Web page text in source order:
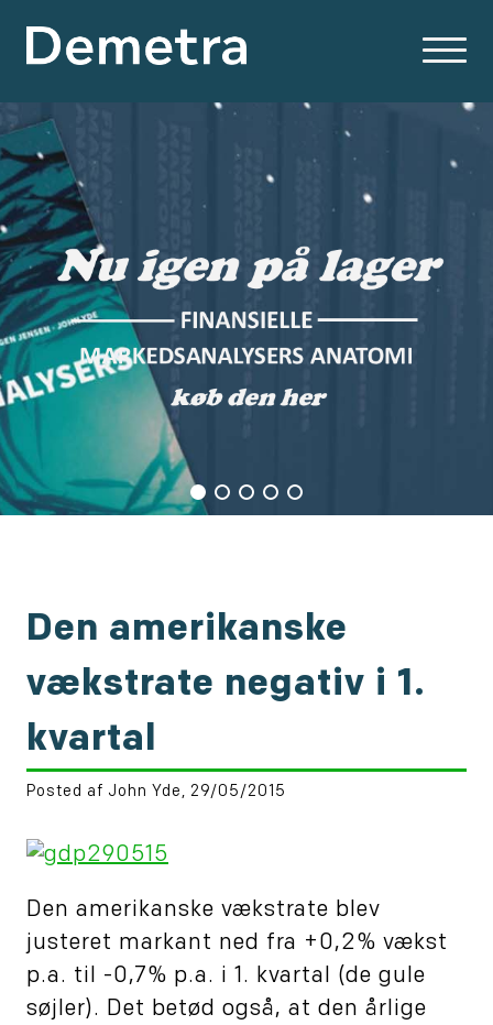
Den amerikanske
vækstrate negativ i 1.
kvartal
Posted af John Yde, 29/05/2015
Den amerikanske vækstrate blev
justeret markant ned fra +0,2% vækst
p.a. til -0,7% p.a. i 1. kvartal (de gule
søjler). Det betød også, at den årlige